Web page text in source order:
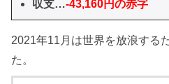
収支…-43,160円の赤字
2021年11月は世界を放浪する
た。